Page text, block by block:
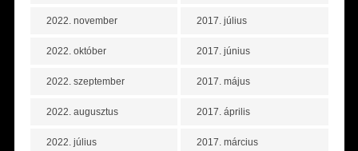
2022. november
2022. október
2022. szeptember
2022. augusztus
2022. július
2017. július
2017. június
2017. május
2017. április
2017. március